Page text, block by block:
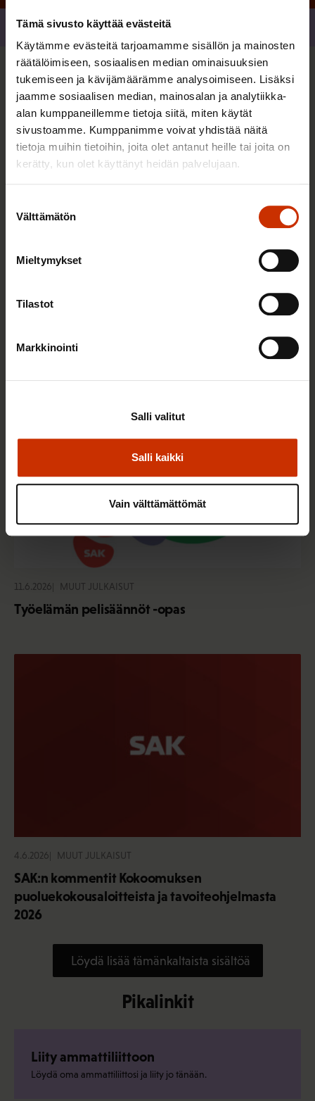
Tämä sivusto käyttää evästeitä
Käytämme evästeitä tarjoamamme sisällön ja mainosten
räätälöimiseen, sosiaalisen median ominaisuuksien
tukemiseen ja kävijämäärämme analysoimiseen. Lisäksi
jaamme sosiaalisen median, mainosalan ja analytiikka-
alan kumppaneillemme tietoja siitä, miten käytät
sivustoamme. Kumppanimme voivat yhdistää näitä
tietoja muihin tietoihin, joita olet antanut heille tai joita on
kerätty, kun olet käyttänyt heidän palvelujaan.
valinta
Välttämätön
Mieltymykset
Tilastot
Markkinointi
Salli kaikki
Salli valitut
Vain välttämättömät
Jaa
Sinua saattaa myös kiinnostaa
Kuinka paljon Suomessa tehdään töitä?
11.6.2026 MUUT JULKAISUT
Työelämän pelisäännöt -opas
4.6.2026 MUUT JULKAISUT
SAK:n kommentit Kokoomuksen
puoluekokousaloitteista ja tavoiteohjelmasta
2026
Löydä lisää tämänkaltaista sisältöä
Pikalinkit
Liity ammattiliittoon
Löydä oma ammattiliittosi ja liity jo tänään.